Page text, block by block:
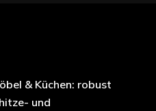
& Küchen: robust
und